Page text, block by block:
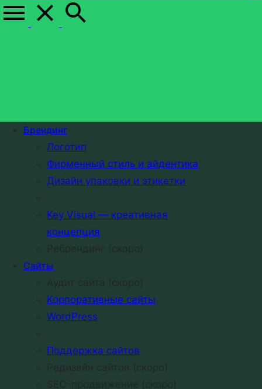
Брендинг
Логотип
Фирменный стиль и айдентика
Дизайн упаковки и этикетки
Key Visual — креативная
концепция
Ребрендинг (скоро)
Сайты
Аудит сайта (скоро)
Корпоративные сайты
WordPress
Поддержка сайтов
Редизайн сайтов (скоро)
SEO-продвижение (скоро)
Товары
Толстовка худи унисекс 100% хб на заказ
ТОЛСТОВКА-ХУДИ с капюшоном и карманами без
молнии. Наши изделия только из качественного
футера, с натуральным, а не искусственным
черный —для изменения цвета в